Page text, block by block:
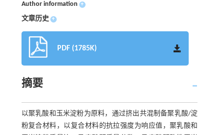
Author information +
文章历史 +
PDF (1785K)
摘要
以聚乳酸和玉米淀粉为原料，通过挤出共混制备聚乳酸/淀
粉复合材料，以复合材料的抗拉强度为响应值，聚乳酸和